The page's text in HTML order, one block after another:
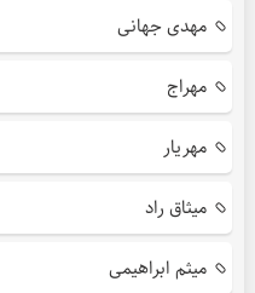
مهدی جهانی
مهراج
مهریار
میثاق راد
میثم ابراهیمی